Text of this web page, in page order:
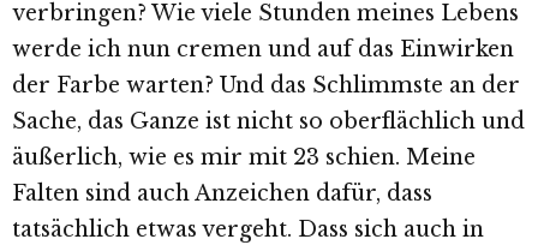
verbringen? Wie viele Stunden meines Lebens
werde ich nun cremen und auf das Einwirken
der Farbe warten? Und das Schlimmste an der
Sache, das Ganze ist nicht so oberflächlich und
äußerlich, wie es mir mit 23 schien. Meine
Falten sind auch Anzeichen dafür, dass
tatsächlich etwas vergeht. Dass sich auch in